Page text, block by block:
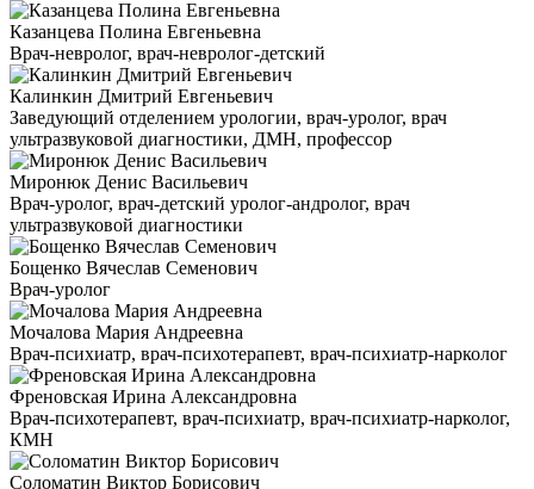
Казанцева Полина Евгеньевна
Врач-невролог, врач-невролог-детский
Калинкин Дмитрий Евгеньевич
Заведующий отделением урологии, врач-уролог, врач
ультразвуковой диагностики, ДМН, профессор
Миронюк Денис Васильевич
Врач-уролог, врач-детский уролог-андролог, врач
ультразвуковой диагностики
Бощенко Вячеслав Семенович
Врач-уролог
Мочалова Мария Андреевна
Врач-психиатр, врач-психотерапевт, врач-психиатр-нарколог
Френовская Ирина Александровна
Врач-психотерапевт, врач-психиатр, врач-психиатр-нарколог,
КМН
Соломатин Виктор Борисович